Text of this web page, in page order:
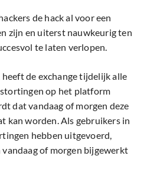
de hack al voor een
zijn en uiterst nauwkeurig ten
te laten verlopen.
de exchange tijdelijk alle
stortingen op het platform
dat vandaag of morgen deze
kan worden. Als gebruikers in
hebben uitgevoerd,
of morgen bijgewerkt